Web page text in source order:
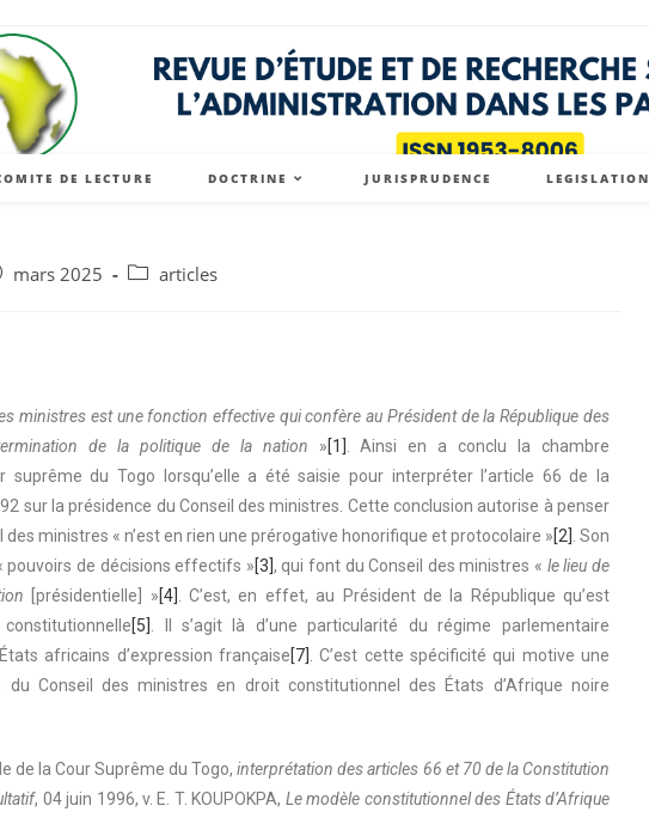
DE LECTURE DOCTRINE JURISPRUDENCE LEGISLATION
mars 2025 articles
ministres est une fonction effective qui confère au Président de la République des
de la politique de la nation »[1]
. Ainsi en a conclu la chambre
suprême du Togo lorsqu’elle a été saisie pour interpréter l’article 66 de la
sur la présidence du Conseil des ministres. Cette conclusion autorise à penser
des ministres « n’est en rien une prérogative honorifique et protocolaire »[2]
. Son
pouvoirs de décisions effectifs »[3] , qui font du Conseil des ministres « le lieu de
[présidentielle] »[4]
. C’est, en effet, au Président de la République qu’est
[5]
. Il s’agit là d’une particularité du régime parlementaire
africains d’expression française[7]
. C’est cette spécificité qui motive une
du Conseil des ministres en droit constitutionnel des États d’Afrique noire
de la Cour Suprême du Togo,interprétation des articles 66 et 70 de la Constitution
, 04 juin 1996, v. E. T. KOUPOKPA, Le modèle constitutionnel des États d’Afrique